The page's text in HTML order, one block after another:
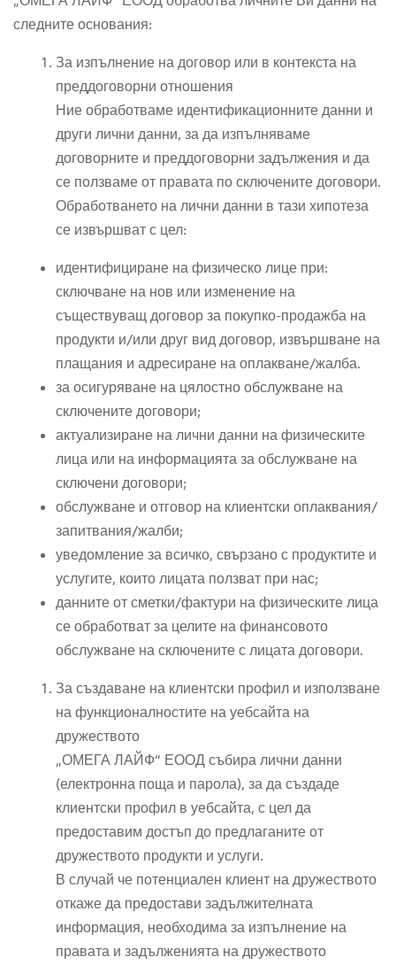
следните основания:
За изпълнение на договор или в контекста на
преддоговорни отношения
Ние обработваме идентификационните данни и
други лични данни, за да изпълняваме
договорните и преддоговорни задължения и да
се ползваме от правата по сключените договори.
Обработването на лични данни в тази хипотеза
се извършват с цел:
идентифициране на физическо лице при:
сключване на нов или изменение на
съществуващ договор за покупко-продажба на
продукти и/или друг вид договор, извършване на
плащания и адресиране на оплакване/жалба.
за осигуряване на цялостно обслужване на
сключените договори;
актуализиране на лични данни на физическите
лица или на информацията за обслужване на
сключени договори;
обслужване и отговор на клиентски оплаквания/
запитвания/жалби;
уведомление за всичко, свързано с продуктите и
услугите, които лицата ползват при нас;
данните от сметки/фактури на физическите лица
се обработват за целите на финансовото
обслужване на сключените с лицата договори.
За създаване на клиентски профил и използване
на функционалностите на уебсайта на
дружеството
„ОМЕГА ЛАЙФ“ ЕООД събира лични данни
(електронна поща и парола), за да създаде
клиентски профил в уебсайта, с цел да
предоставим достъп до предлаганите от
дружеството продукти и услуги.
В случай че потенциален клиент на дружеството
откаже да предостави задължителната
информация, необходима за изпълнение на
правата и задълженията на дружеството